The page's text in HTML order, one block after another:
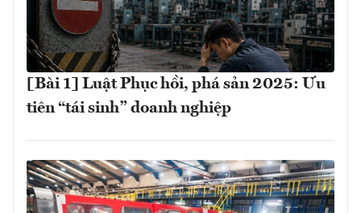
[Bài 1] Luật Phục hồi, phá sản 2025: Ưu
tiên “tái sinh” doanh nghiệp